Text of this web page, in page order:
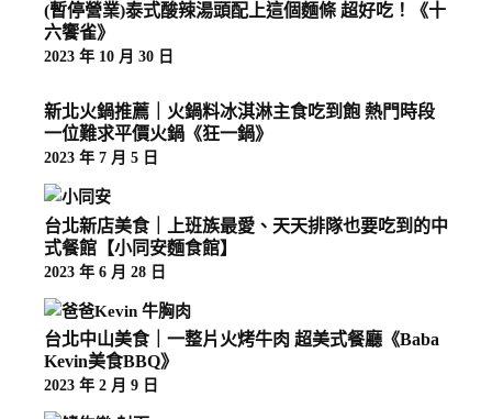
(暫停營業)泰式酸辣湯頭配上這個麵條 超好吃！《十
六饗雀》
2023 年 10 月 30 日
新北火鍋推薦｜火鍋料冰淇淋主食吃到飽 熱門時段
一位難求平價火鍋《狂一鍋》
2023 年 7 月 5 日
台北新店美食｜上班族最愛、天天排隊也要吃到的中
式餐館【小同安麵食館】
2023 年 6 月 28 日
台北中山美食｜一整片火烤牛肉 超美式餐廳《Baba
Kevin美食BBQ》
2023 年 2 月 9 日